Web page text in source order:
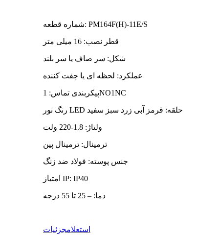
شماره قطعه: PM164F(H)-11E/S
قطر نصب: 16 میلی متر
شکل: سر صاف یا سر بلند
عملکرد: لحظه ای یا چفت کننده
پیکربندی تماس: 1NO1NC
رنگ نور LED حلقه: قرمز آبی زرد سبز سفید
ولتاژ: 1.8-220 ولت
ترمینال: ترمینال پین
جنس پوسته: فولاد ضد زنگ
امتیاز IP: IP40
دما: – 25 تا 55 درجه
استعلامجزئیات